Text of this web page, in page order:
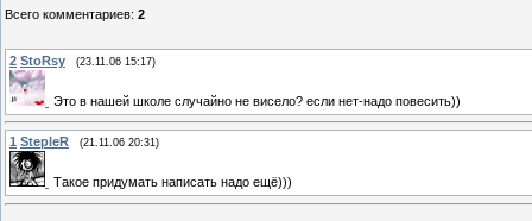
Всего комментариев: 2
2 StoRsy (23.11.06 15:17)
Это в нашей школе случайно не висело? если нет-надо повесить))
1 StepleR (21.11.06 20:31)
Такое придумать написать надо ещё)))